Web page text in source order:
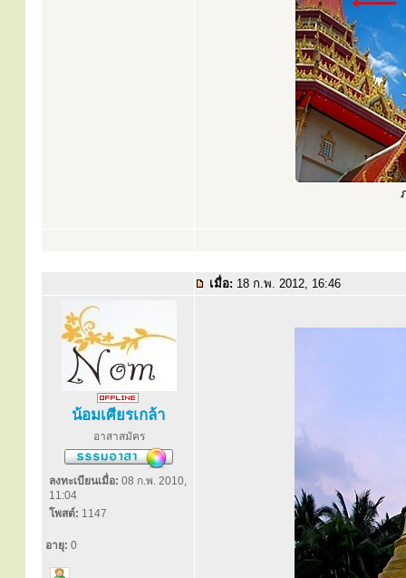
เมื่อ: 18 ก.พ. 2012, 16:46
น้อมเศียรเกล้า
อาสาสมัคร
ลงทะเบียนเมื่อ: 08 ก.พ. 2010,
11:04
โพสต์: 1147
อายุ: 0